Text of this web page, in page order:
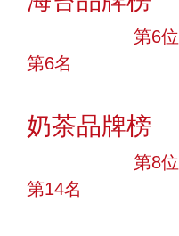
第6位
第6名
奶茶品牌榜
第8位
第14名